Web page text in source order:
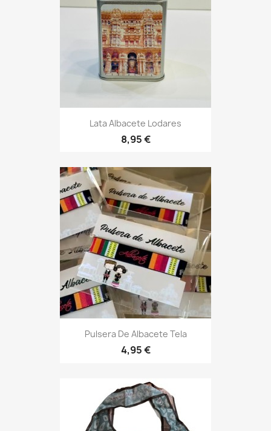
Lata Albacete Lodares
8,95 €
Pulsera De Albacete Tela
4,95 €